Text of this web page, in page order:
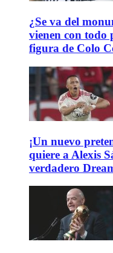
¿Se va del
vienen con todo
figura de Colo
¡Un nuevo
quiere a Alexis
verdadero